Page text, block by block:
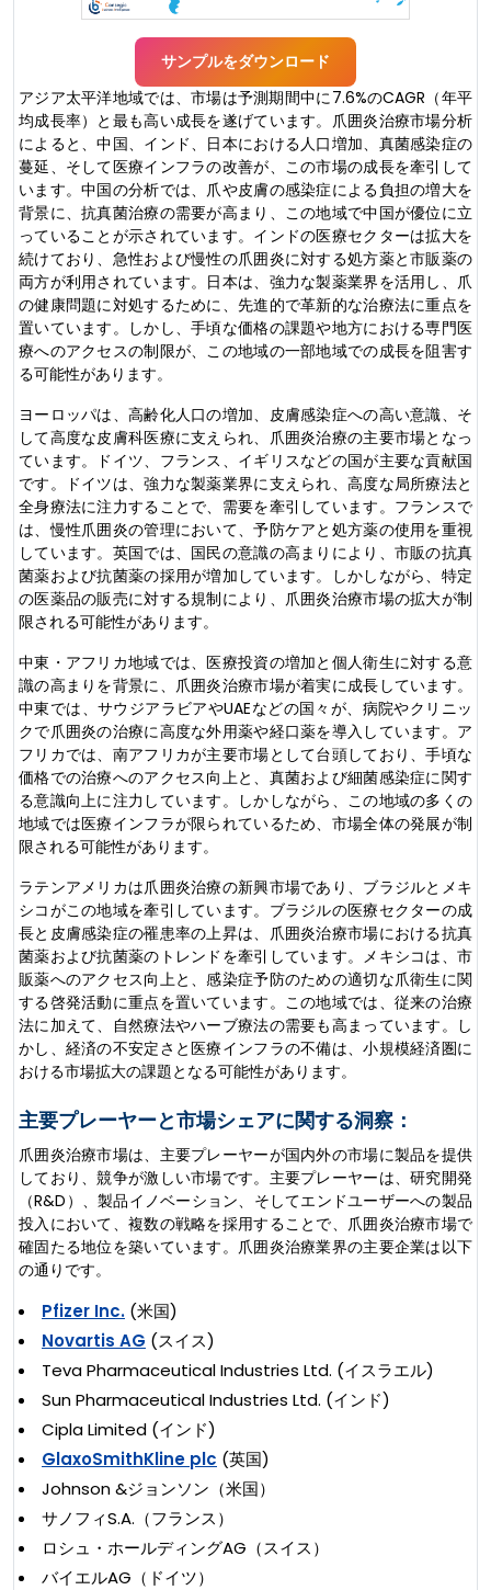
サンプルをダウンロード
アジア太平洋地域では、市場は予測期間中に7.6%のCAGR（年平
均成長率）と最も高い成長を遂げています。爪囲炎治療市場分析
によると、中国、インド、日本における人口増加、真菌感染症の
蔓延、そして医療インフラの改善が、この市場の成長を牽引して
います。中国の分析では、爪や皮膚の感染症による負担の増大を
背景に、抗真菌治療の需要が高まり、この地域で中国が優位に立
っていることが示されています。インドの医療セクターは拡大を
続けており、急性および慢性の爪囲炎に対する処方薬と市販薬の
両方が利用されています。日本は、強力な製薬業界を活用し、爪
の健康問題に対処するために、先進的で革新的な治療法に重点を
置いています。しかし、手頃な価格の課題や地方における専門医
療へのアクセスの制限が、この地域の一部地域での成長を阻害す
る可能性があります。
ヨーロッパは、高齢化人口の増加、皮膚感染症への高い意識、そ
して高度な皮膚科医療に支えられ、爪囲炎治療の主要市場となっ
ています。ドイツ、フランス、イギリスなどの国が主要な貢献国
です。ドイツは、強力な製薬業界に支えられ、高度な局所療法と
全身療法に注力することで、需要を牽引しています。フランスで
は、慢性爪囲炎の管理において、予防ケアと処方薬の使用を重視
しています。英国では、国民の意識の高まりにより、市販の抗真
菌薬および抗菌薬の採用が増加しています。しかしながら、特定
の医薬品の販売に対する規制により、爪囲炎治療市場の拡大が制
限される可能性があります。
中東・アフリカ地域では、医療投資の増加と個人衛生に対する意
識の高まりを背景に、爪囲炎治療市場が着実に成長しています。
中東では、サウジアラビアやUAEなどの国々が、病院やクリニッ
クで爪囲炎の治療に高度な外用薬や経口薬を導入しています。ア
フリカでは、南アフリカが主要市場として台頭しており、手頃な
価格での治療へのアクセス向上と、真菌および細菌感染症に関す
る意識向上に注力しています。しかしながら、この地域の多くの
地域では医療インフラが限られているため、市場全体の発展が制
限される可能性があります。
ラテンアメリカは爪囲炎治療の新興市場であり、ブラジルとメキ
シコがこの地域を牽引しています。ブラジルの医療セクターの成
長と皮膚感染症の罹患率の上昇は、爪囲炎治療市場における抗真
菌薬および抗菌薬のトレンドを牽引しています。メキシコは、市
販薬へのアクセス向上と、感染症予防のための適切な爪衛生に関
する啓発活動に重点を置いています。この地域では、従来の治療
法に加えて、自然療法やハーブ療法の需要も高まっています。し
かし、経済の不安定さと医療インフラの不備は、小規模経済圏に
おける市場拡大の課題となる可能性があります。
主要プレーヤーと市場シェアに関する洞察：
爪囲炎治療市場は、主要プレーヤーが国内外の市場に製品を提供
しており、競争が激しい市場です。主要プレーヤーは、研究開発
（R&D）、製品イノベーション、そしてエンドユーザーへの製品
投入において、複数の戦略を採用することで、爪囲炎治療市場で
確固たる地位を築いています。爪囲炎治療業界の主要企業は以下
の通りです。
Pfizer Inc. (米国)
Novartis AG (スイス)
Teva Pharmaceutical Industries Ltd. (イスラエル)
Sun Pharmaceutical Industries Ltd. (インド)
Cipla Limited (インド)
GlaxoSmithKline plc (英国)
Johnson &ジョンソン（米国）
サノフィS.A.（フランス）
ロシュ・ホールディングAG（スイス）
バイエルAG（ドイツ）